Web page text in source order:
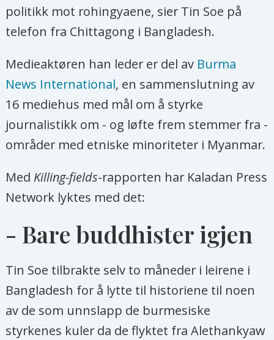
- Det er god grunn til å se nærmere på
alle norske investeringer i Myanmar.
Det er pågående konflikter i delstatene
Rakhine, Shan og Kachin. En amputert
fredsprosess og fraværet av et politisk
kompromiss med minoritetene øker
risikoen for at norske selskaper vil
anleggsvei inn til en installasjon kan
ses på som en trussel, og prosjekter i
aksjoner fra berørte grupper. I verste
garantere sikkerheten for et norsk
prosjekt. Da er man virkelig på ville
veier.
politikk mot rohingyaene, sier Tin Soe på
telefon fra Chittagong i Bangladesh.
Medieaktøren han leder er del av Burma
News International, en sammenslutning av
16 mediehus med mål om å styrke
journalistikk om - og løfte frem stemmer fra -
områder med etniske minoriteter i Myanmar.
Med Killing-fields-rapporten har Kaladan Press
Network lyktes med det:
- Bare buddhister igjen
Tin Soe tilbrakte selv to måneder i leirene i
Bangladesh for å lytte til historiene til noen
av de som unnslapp de burmesiske
styrkenes kuler da de flyktet fra Alethankyaw